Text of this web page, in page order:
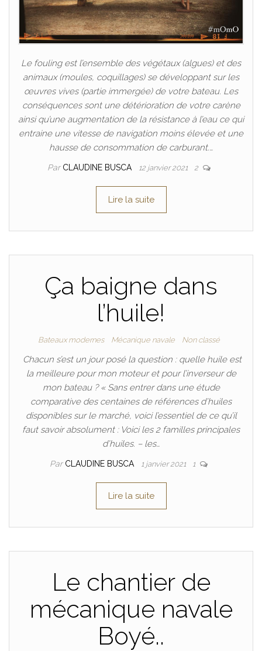
Le fouling est l’ensemble des végétaux (algues) et des
animaux (moules, coquillages) se développant sur les
œuvres vives (partie immergée) de votre bateau. Les
conséquences sont une détérioration de votre carène
ainsi qu’une augmentation de la résistance à l’eau ce qui
entraine une vitesse de navigation moins élevée et une
hausse de consommation de carburant.…
Par CLAUDINE BUSCA 12 janvier 2021 2
Lire la suite
Ça baigne dans
l’huile!
Bateaux modernes Mécanique navale Non classé
Chacun s’est un jour posé la question : quelle huile est
la meilleure pour mon moteur et pour l’inverseur de
mon bateau ? « Sans entrer dans une étude
comparative des centaines de références d’huiles
disponibles sur le marché, voici l’essentiel de ce qu’il
faut savoir absolument : Voici les 2 familles principales
d’huiles. – les…
Par CLAUDINE BUSCA 1 janvier 2021 1
Lire la suite
Le chantier de
mécanique navale
Boyé..